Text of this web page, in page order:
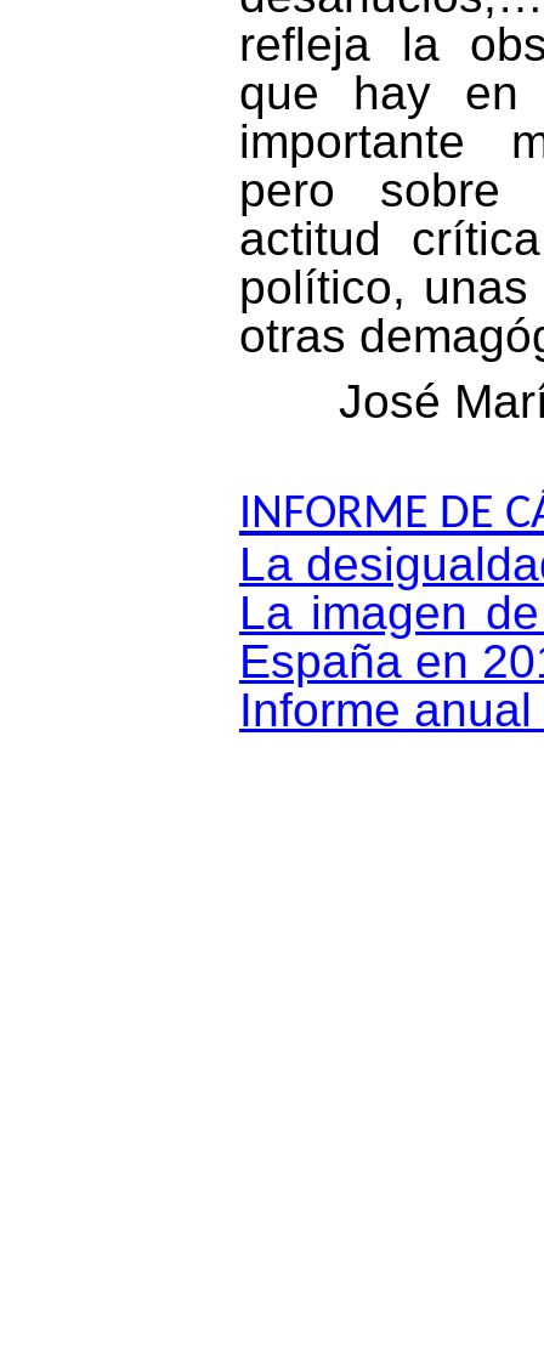
refleja la
que hay en
importante
pero sobre
actitud
político,
otras
José
INFORME DE
La
La imagen
España en
Informe